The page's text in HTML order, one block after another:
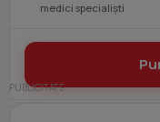
medici specialiști